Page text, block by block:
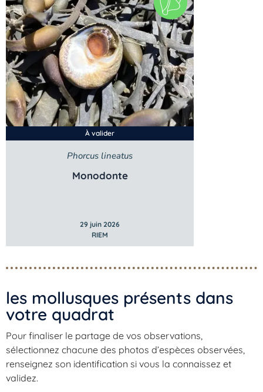
À valider
Phorcus lineatus
Monodonte
29 juin 2026
RIEM
les mollusques présents dans
votre quadrat​
Pour finaliser le partage de vos observations,
sélectionnez chacune des photos d’espèces observées,
renseignez son identification si vous la connaissez et
validez.